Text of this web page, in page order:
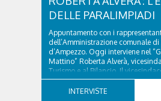
DELLE PARALIMPIADI
Appuntamento con i
dell’Amministrazione comunale di
d’Ampezzo. Oggi interviene nel
Mattino” Roberta Alverà,
Turismo e al Bilancio. Il
dell'eredità delle Paralimpiadi
di accessibilità e di come...
INTERVISTE